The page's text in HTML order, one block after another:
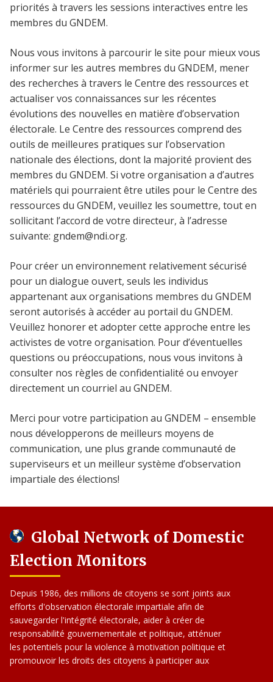
priorités à travers les sessions interactives entre les
membres du GNDEM.
Nous vous invitons à parcourir le site pour mieux vous
informer sur les autres membres du GNDEM, mener
des recherches à travers le Centre des ressources et
actualiser vos connaissances sur les récentes
évolutions des nouvelles en matière d’observation
électorale. Le Centre des ressources comprend des
outils de meilleures pratiques sur l’observation
nationale des élections, dont la majorité provient des
membres du GNDEM. Si votre organisation a d’autres
matériels qui pourraient être utiles pour le Centre des
ressources du GNDEM, veuillez les soumettre, tout en
sollicitant l’accord de votre directeur, à l’adresse
suivante: gndem@ndi.org.
Pour créer un environnement relativement sécurisé
pour un dialogue ouvert, seuls les individus
appartenant aux organisations membres du GNDEM
seront autorisés à accéder au portail du GNDEM.
Veuillez honorer et adopter cette approche entre les
activistes de votre organisation. Pour d’éventuelles
questions ou préoccupations, nous vous invitons à
consulter nos règles de confidentialité ou envoyer
directement un courriel au GNDEM.
Merci pour votre participation au GNDEM – ensemble
nous développerons de meilleurs moyens de
communication, une plus grande communauté de
superviseurs et un meilleur système d’observation
impartiale des élections!
Global Network of Domestic
Election Monitors
Depuis 1986, des millions de citoyens se sont joints aux
efforts d'observation électorale impartiale afin de
sauvegarder l'intégrité électorale, aider à créer de
responsabilité gouvernementale et politique, atténuer
les potentiels pour la violence à motivation politique et
promouvoir les droits des citoyens à participer aux